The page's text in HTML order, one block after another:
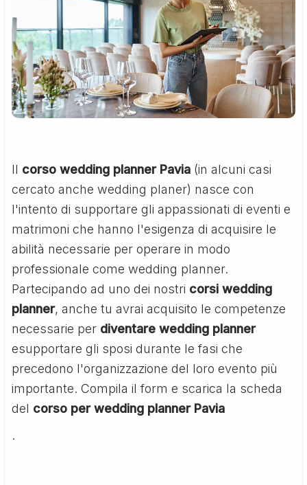
Il corso wedding planner Pavia (in alcuni casi
cercato anche wedding planer) nasce con
l'intento di supportare gli appassionati di eventi e
matrimoni che hanno l'esigenza di acquisire le
abilità necessarie per operare in modo
professionale come wedding planner.
Partecipando ad uno dei nostri corsi wedding
planner, anche tu avrai acquisito le competenze
necessarie per diventare wedding planner
esupportare gli sposi durante le fasi che
precedono l'organizzazione del loro evento più
importante. Compila il form e scarica la scheda
del corso per wedding planner Pavia
.